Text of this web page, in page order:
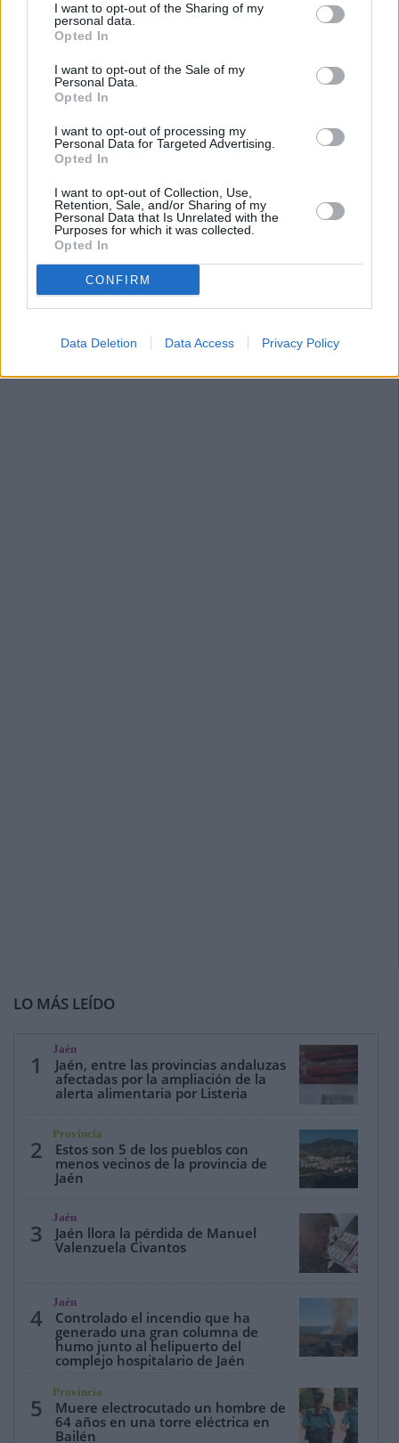
I want to opt-out of the Sharing of my
personal data.
Opted In
I want to opt-out of the Sale of my
Personal Data.
Opted In
I want to opt-out of processing my
Personal Data for Targeted Advertising.
Opted In
I want to opt-out of Collection, Use,
Retention, Sale, and/or Sharing of my
Personal Data that Is Unrelated with the
Purposes for which it was collected.
Opted In
CONFIRM
Data Deletion Data Access Privacy Policy
LO MÁS LEÍDO
1
Jaén
Jaén, entre las provincias andaluzas
afectadas por la ampliación de la
alerta alimentaria por Listeria
2
Provincia
Estos son 5 de los pueblos con
menos vecinos de la provincia de
Jaén
3
Jaén
Jaén llora la pérdida de Manuel
Valenzuela Civantos
4
Jaén
Controlado el incendio que ha
generado una gran columna de
humo junto al helipuerto del
complejo hospitalario de Jaén
5
Provincia
Muere electrocutado un hombre de
64 años en una torre eléctrica en
Bailén